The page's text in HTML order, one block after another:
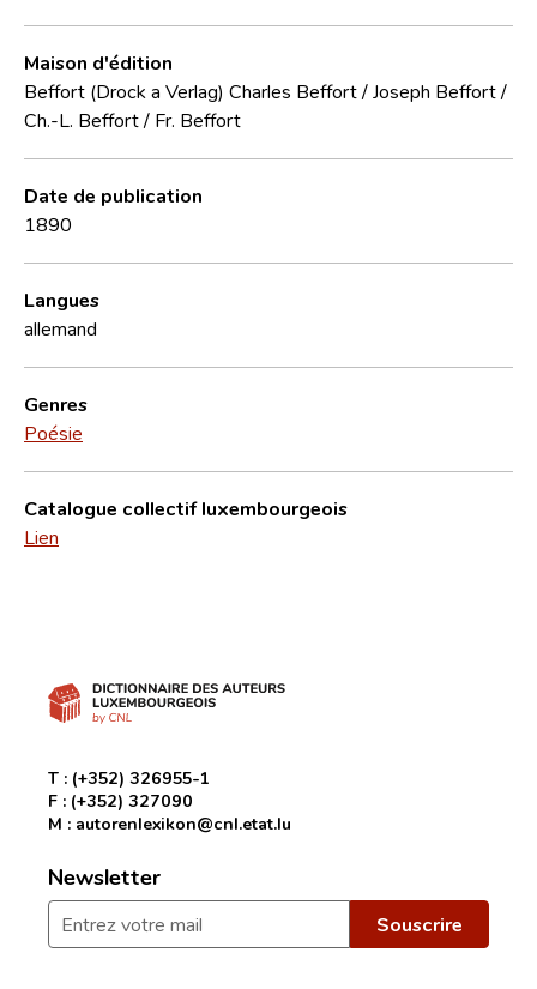
Maison d'édition
Beffort (Drock a Verlag) Charles Beffort / Joseph Beffort /
Ch.-L. Beffort / Fr. Beffort
Date de publication
1890
Langues
allemand
Genres
Poésie
Catalogue collectif luxembourgeois
Lien
T : (+352) 326955-1
F : (+352) 327090
M : autorenlexikon@cnl.etat.lu
Newsletter